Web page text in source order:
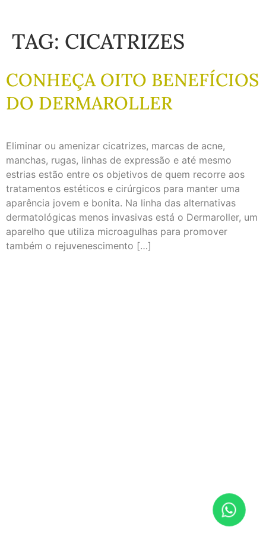
TAG: CICATRIZES
CONHEÇA OITO BENEFÍCIOS
DO DERMAROLLER
Eliminar ou amenizar cicatrizes, marcas de acne,
manchas, rugas, linhas de expressão e até mesmo
estrias estão entre os objetivos de quem recorre aos
tratamentos estéticos e cirúrgicos para manter uma
aparência jovem e bonita. Na linha das alternativas
dermatológicas menos invasivas está o Dermaroller, um
aparelho que utiliza microagulhas para promover
também o rejuvenescimento […]